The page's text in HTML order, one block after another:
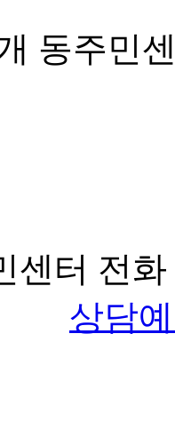
동주민
센터 전
상담